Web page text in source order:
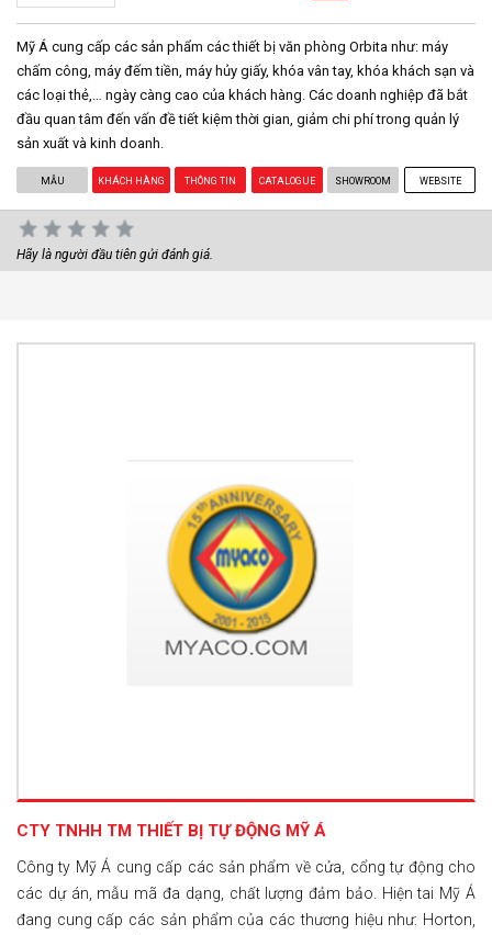
Mỹ Á cung cấp các sản phẩm các thiết bị văn phòng Orbita như: máy
chấm công, máy đếm tiền, máy hủy giấy, khóa vân tay, khóa khách sạn và
các loại thẻ,… ngày càng cao của khách hàng. Các doanh nghiệp đã bắt
đầu quan tâm đến vấn đề tiết kiệm thời gian, giảm chi phí trong quản lý
sản xuất và kinh doanh.
MẪU KHÁCH HÀNG THÔNG TIN CATALOGUE SHOWROOM WEBSITE
Hãy là người đầu tiên gửi đánh giá.
CTY TNHH TM THIẾT BỊ TỰ ĐỘNG MỸ Á
Công ty Mỹ Á cung cấp các sản phẩm về cửa, cổng tự động cho
các dự án, mẫu mã đa dạng, chất lượng đảm bảo. Hiện tai Mỹ Á
đang cung cấp các sản phẩm của các thương hiệu như: Horton,